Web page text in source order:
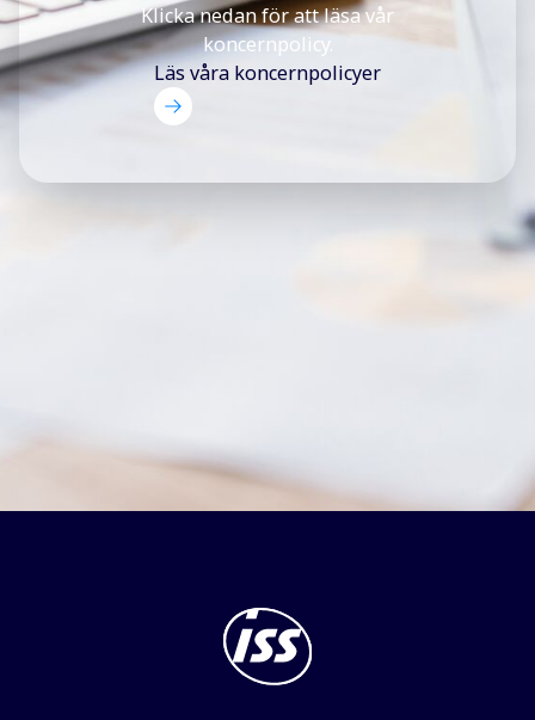
Klicka nedan för att läsa vår
koncernpolicy.
Läs våra koncernpolicyer